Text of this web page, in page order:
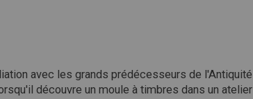
avec les grands prédécesseurs de l'Antiquité
découvre un moule à timbres dans un atelier